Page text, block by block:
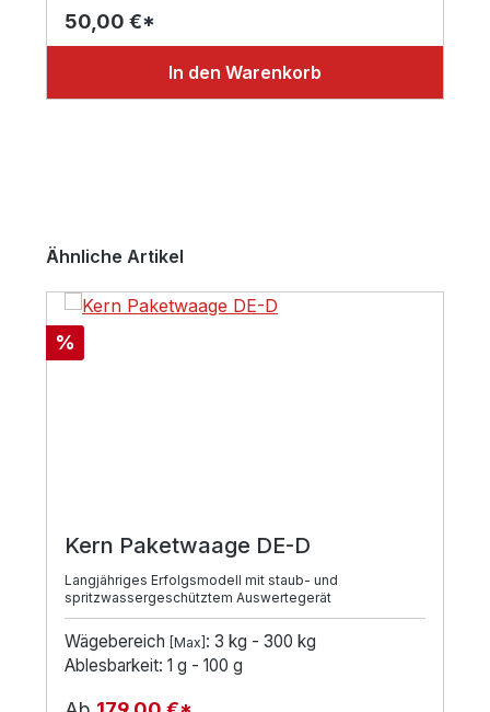
50,00 €*
In den Warenkorb
Produktgalerie überspringen
Ähnliche Artikel
Rabatt
%
Kern Paketwaage DE-D
Langjähriges Erfolgsmodell mit staub- und
spritzwassergeschütztem Auswertegerät
Wägebereich [Max] : 3 kg - 300 kg
Ablesbarkeit: 1 g - 100 g